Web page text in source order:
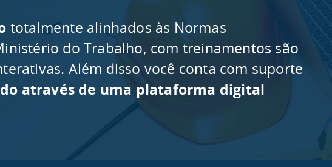
totalmente alinhados às Normas
do Trabalho, com treinamentos são
Além disso você conta com suporte
através de uma plataforma digital